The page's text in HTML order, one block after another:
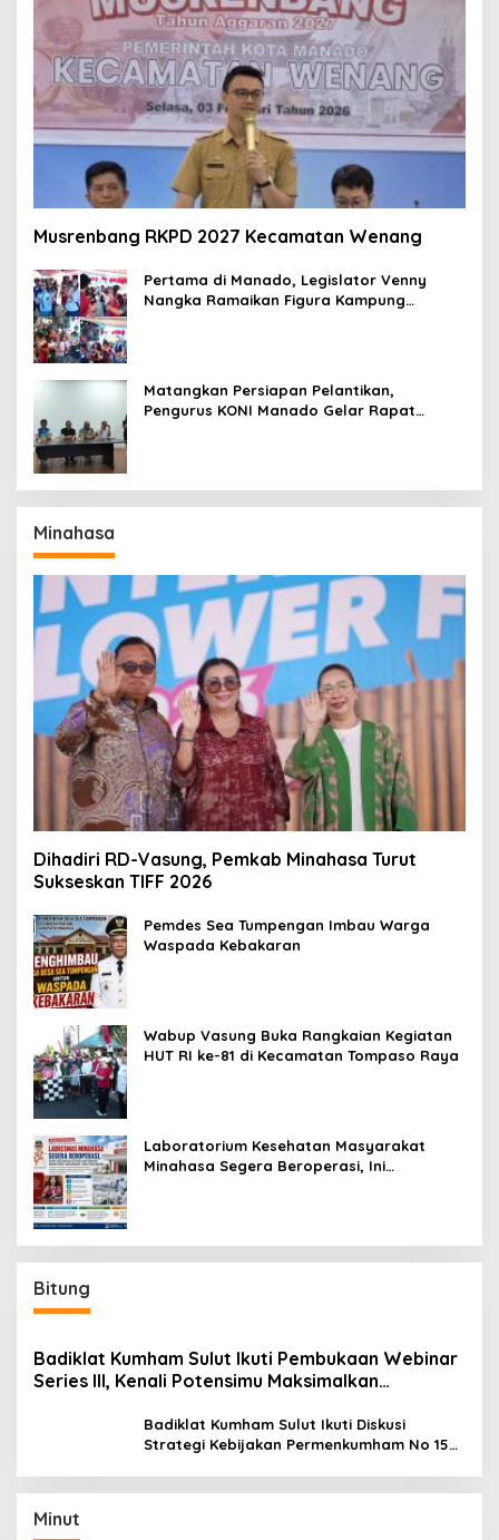
Musrenbang RKPD 2027 Kecamatan Wenang
Pertama di Manado, Legislator Venny
Nangka Ramaikan Figura Kampung
Matangkan Persiapan Pelantikan,
Pengurus KONI Manado Gelar Rapat
Minahasa
Dihadiri RD-Vasung, Pemkab Minahasa Turut
Sukseskan TIFF 2026
Pemdes Sea Tumpengan Imbau Warga
Waspada Kebakaran
Wabup Vasung Buka Rangkaian Kegiatan
HUT RI ke-81 di Kecamatan Tompaso Raya
Laboratorium Kesehatan Masyarakat
Minahasa Segera Beroperasi, Ini
Bitung
Badiklat Kumham Sulut Ikuti Pembukaan Webinar
Series III, Kenali Potensimu Maksimalkan
Badiklat Kumham Sulut Ikuti Diskusi
Strategi Kebijakan Permenkumham No 15
Minut